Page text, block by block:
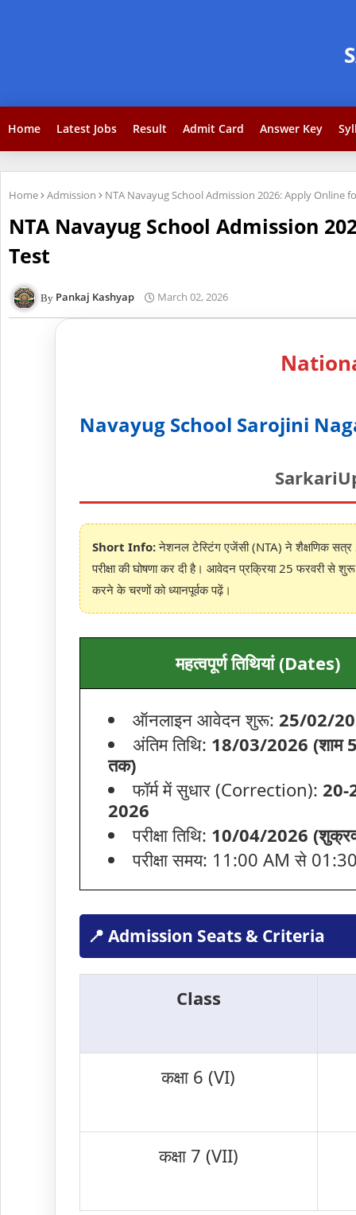
Home Latest Jobs Result Admit Card Answer Key
Home Admission NTA Navayug School Admission 2026: Apply Online
NTA Navayug School Admission
Test
Pankaj Kashyap March 02, 2026
Navayug School Sarojini
Short Info:नेशनल टेस्टिंग एजेंसी (NTA) ने शैक्षणिक
परीक्षा की घोषणा कर दी है। आवेदन प्रक्रिया 25 फरवरी से
करने के चरणों को ध्यानपूर्वक पढ़ें।
महत्वपूर्ण तिथियां (Dates)
ऑनलाइन आवेदन शुरू: 25/02/
अंतिम तिथि: 18/03/2026 (शाम
तक)
फॉर्म में सुधार (Correction): 20-
2026
परीक्षा तिथि: 10/04/2026
परीक्षा समय: 11:00 AM से
📍 Admission Seats & Criteria
Class
कक्षा 6 (VI)
कक्षा 7 (VII)